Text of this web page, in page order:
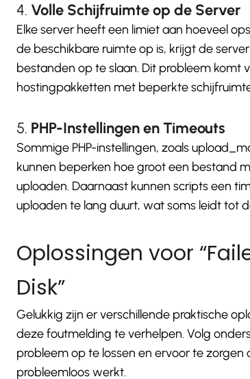
4. Volle Schijfruimte op de Server
Elke server heeft een limiet aan hoeveel
de beschikbare ruimte op is, krijgt de
bestanden op te slaan. Dit probleem komt
hostingpakketten met beperkte
5. PHP-Instellingen en Timeouts
Sommige PHP-instellingen, zoals
kunnen beperken hoe groot een bestand
uploaden. Daarnaast kunnen scripts een
uploaden te lang duurt, wat soms leidt tot
Oplossingen voor
Disk”
Gelukkig zijn er verschillende praktische
deze foutmelding te verhelpen. Volg
probleem op te lossen en ervoor te
probleemloos werkt.